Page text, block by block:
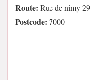
Route: Rue de nimy 29
Postcode: 7000